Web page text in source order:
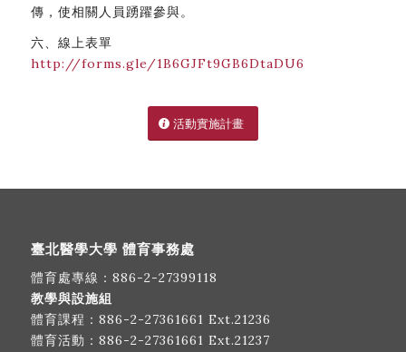
傳，使相關人員踴躍參與。
六、線上表單
http://forms.gle/1B6GJFt9GB6DtaDU6
活動實施計畫
臺北醫學大學 體育事務處
體育處專線： 886-2-27399118
教學與設施組
體育課程： 886-2-27361661 Ext.21236
體育活動： 886-2-27361661 Ext.21237